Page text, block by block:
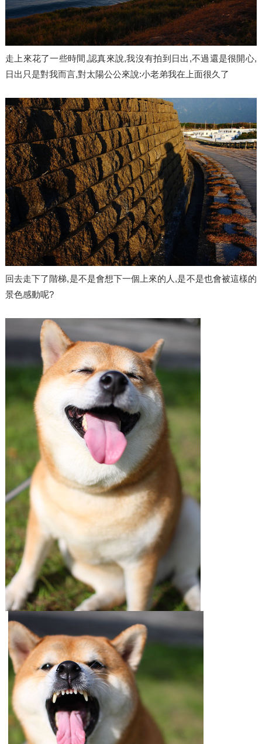
走上來花了一些時間,認真來說,我沒有拍到日出,不過還是很開心,
日出只是對我而言,對太陽公公來說:小老弟我在上面很久了
回去走下了階梯,是不是會想下一個上來的人,是不是也會被這樣的
景色感動呢?